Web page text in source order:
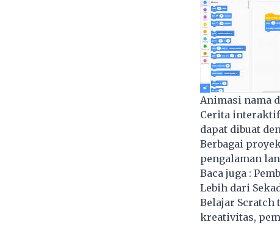
Animasi nama
Cerita
dapat dibuat
Berbagai
pengalaman
Baca juga :
Lebih dari
Belajar Scratch
kreativitas,